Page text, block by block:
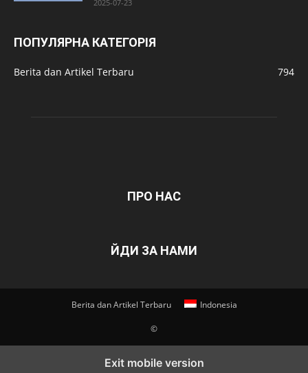
2025-07-23
ПОПУЛЯРНА КАТЕГОРІЯ
Berita dan Artikel Terbaru 794
ПРО НАС
ЙДИ ЗА НАМИ
Berita dan Artikel Terbaru Indonesia
©
Exit mobile version